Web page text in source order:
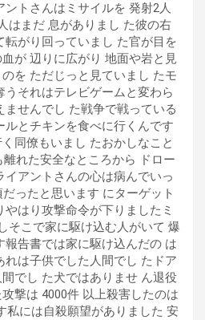
トさんはミサイルを 発射2人
はまだ 息がありまし た彼の右
転がり回っていまし た官が目を
が 辺りに広がり 地面や岩と見
を ただじっと見ていまし たモ
それはテレビゲームと変わら
せんでし た戦争で戦っている
とチキンを食べに行くんです
同僚もいまし たおかしなこと
れた安全なところから ドロー
イアントさんの心は病んでいっ
ったと思います にターゲット
はり攻撃命令が下りましたミ
そこで家に駆け込む人がいて 爆
告書では家に駆け込んだの は
れは子供でした人間でし たドア
でし た犬ではありませ ん退役
撃は 4000件 以上殺害したのは
私には自殺願望がありました 安